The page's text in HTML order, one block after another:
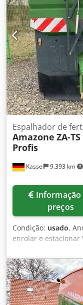
Kassel 9.393 km
Espalhador de
Amazone ZA-
Profis
preços
Condição: usado,
enrolar e estacionar
ambos os lados /
de inclinação para
EasyCheck, 16
iluminação LED,
Conjunto de pás